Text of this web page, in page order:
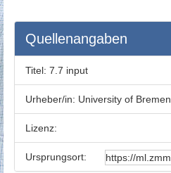
Quellenangaben
Titel: 7.7 input
Urheber/in: University of Bremen
Lizenz:
Ursprungsort: